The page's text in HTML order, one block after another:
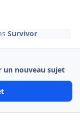
Survivor
un nouveau sujet